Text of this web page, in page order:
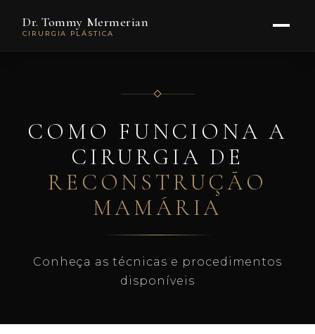
Dr. Tommy Mermerian
CIRURGIA PLÁSTICA
COMO FUNCIONA A
CIRURGIA DE
RECONSTRUÇÃO
MAMÁRIA
Conheça as técnicas e procedimentos
disponíveis